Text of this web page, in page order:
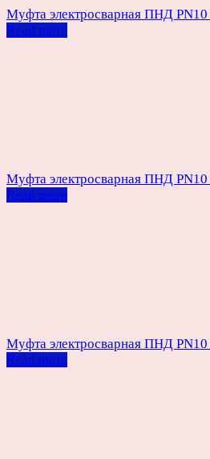
Муфта электросварная ПНД
Read more
Муфта электросварная ПНД
Read more
Муфта электросварная ПНД
Read more